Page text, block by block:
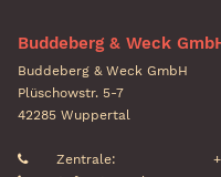
Buddeberg & Weck
Buddeberg & Weck GmbH
Plüschowstr. 5-7
42285 Wuppertal
Zentrale: